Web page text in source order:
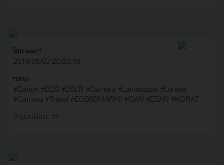
โดย wan1
2019/06/03 20:53:18
ทราย
#Canon #EOS #DSLR #Camera #Landscape #Lenses
#Camera #Travel #EOS6DMARKII #ISAN #ESAN #KORAT
จำนวนผู้ชม: 12